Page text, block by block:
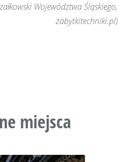
Województwa Śląskiego,
zabytkitechniki.pl)
miejsca